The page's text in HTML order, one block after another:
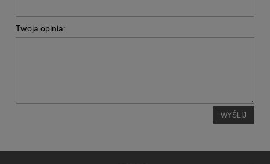
Twoja opinia:
WYŚLIJ